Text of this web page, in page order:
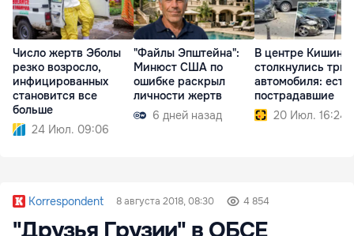
Число жертв Эболы
резко возросло,
инфицированных
становится все
больше
24 Июл. 09:06
"Файлы Эпштейна":
Минюст США по
ошибке раскрыл
личности жертв
6 дней назад
В центре
столкнулись три
автомобиля: есть
пострадавшие
20 Июл. 16:24
Korrespondent 8 августа 2018, 08:30 4 854